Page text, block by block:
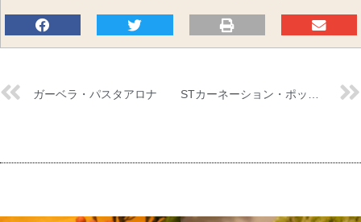
ガーベラ・パスタアロナ